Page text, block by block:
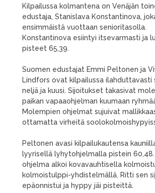
Kilpailussa kolmantena on Venäjän
edustaja, Stanislava Konstantinova,
ensimmäistä vuottaan senioritasolla.
Konstantinova esiintyi itsevarmasti ja
pisteet 65,39.
Suomen edustajat Emmi Peltonen ja
Lindfors ovat kilpailussa ilahduttavasti
neljä ja kuusi. Sijoitukset takasivat
paikan vapaaohjelman kuumaan
Molempien ohjelmat sujuivat
ottamatta virheitä
Peltonen avasi kilpailukautensa
lyyrisellä lyhytohjelmalla pistein
ohjelma alkoi kovavauhtisella
kolmoistulppi-yhdistelmällä. Ritti sen
epäonnistui ja hyppy jäi pisteittä.